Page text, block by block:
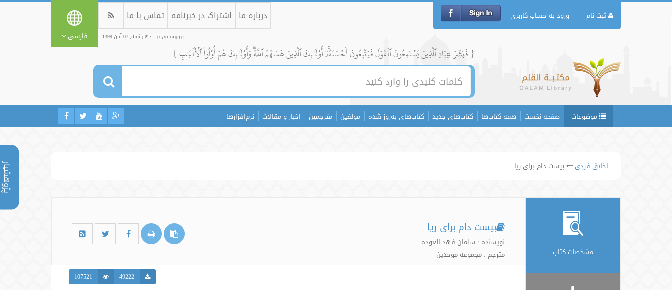
پژوهشیار
ثبت نام ورود به حساب کاربری درباره ما اشتراک در خبرنامه تماس با ما
بروزرسانی در : چهارشنبه, 07 آبان 1399 فارسی
{ فَبَشِّرۡ عِبَادِ ٱلَّذِينَ يَسۡتَمِعُونَ ٱلۡقَوۡلَ فَيَتَّبِعُونَ أَحۡسَنَهُۥٓۚ أُوْلَٰٓئِكَ ٱلَّذِينَ هَدَىٰهُمُ ٱللَّهُۖ وَأُوْلَٰٓئِكَ هُمۡ أُوْلُواْ ٱلۡأَلۡبَٰبِ }
موضوعات صفحه نخست همه کتاب‌ها کتاب‌های جدید کتاب‌های به‌روز شده مولفین مترجمین اخبار و مقالات نرم‌افزارها
اخلاق فردی بیست دام برای ریا
مشخصات کتاب
بیست دام برای ریا
نویسنده : سلمان فهد العوده
مترجم : مجموعه موحدین
49222
107521